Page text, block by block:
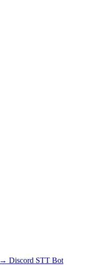
→ Discord STT Bot